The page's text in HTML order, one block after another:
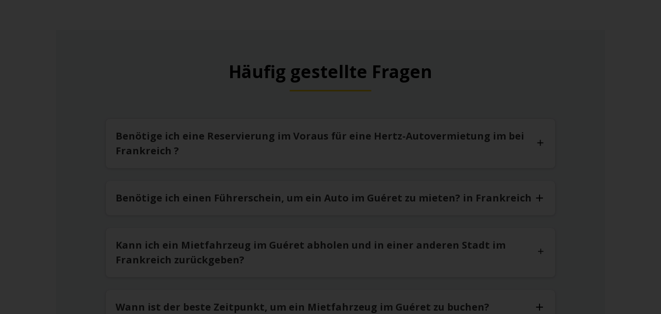
Häufig gestellte Fragen
Benötige ich eine Reservierung im Voraus für eine Hertz-Autovermietung im bei
Frankreich ?
Benötige ich einen Führerschein, um ein Auto im Guéret zu mieten? in Frankreich
Kann ich ein Mietfahrzeug im Guéret abholen und in einer anderen Stadt im
Frankreich zurückgeben?
Wann ist der beste Zeitpunkt, um ein Mietfahrzeug im Guéret zu buchen?